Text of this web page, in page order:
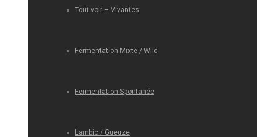
Tout voir – Vivantes
Fermentation Mixte / Wild
Fermentation Spontanée
Lambic / Gueuze